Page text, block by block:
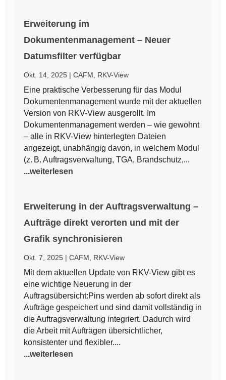
Erweiterung im
Dokumentenmanagement – Neuer
Datumsfilter verfügbar
Okt. 14, 2025 |CAFM RKV-View
Eine praktische Verbesserung für das Modul
Dokumentenmanagement wurde mit der aktuellen
Version von RKV-View ausgerollt. Im
Dokumentenmanagement werden – wie gewohnt
– alle in RKV-View hinterlegten Dateien
angezeigt, unabhängig davon, in welchem Modul
(z. B. Auftragsverwaltung, TGA, Brandschutz,...
...weiterlesen
Erweiterung in der Auftragsverwaltung –
Aufträge direkt verorten und mit der
Grafik synchronisieren
Okt. 7, 2025 |CAFM RKV-View
Mit dem aktuellen Update von RKV-View gibt es
eine wichtige Neuerung in der
Auftragsübersicht:Pins werden ab sofort direkt als
Aufträge gespeichert und sind damit vollständig in
die Auftragsverwaltung integriert. Dadurch wird
die Arbeit mit Aufträgen übersichtlicher,
konsistenter und flexibler....
...weiterlesen